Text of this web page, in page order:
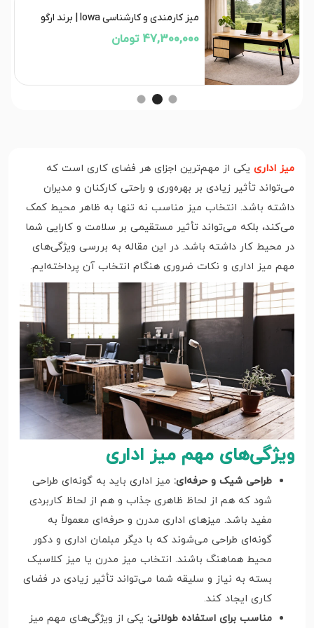
میز کارمندی و کارشناسی lowa | برند ارگو
47,300,000 تومان
میز اداری یکی از مهم‌ترین اجزای هر فضای کاری است که
می‌تواند تأثیر زیادی بر بهره‌وری و راحتی کارکنان و مدیران
داشته باشد. انتخاب میز مناسب نه تنها به ظاهر محیط کمک
می‌کند، بلکه می‌تواند تأثیر مستقیمی بر سلامت و کارایی شما
در محیط کار داشته باشد. در این مقاله به بررسی ویژگی‌های
مهم میز اداری و نکات ضروری هنگام انتخاب آن پرداخته‌ایم.
ویژگی‌های مهم میز اداری
طراحی شیک و حرفه‌ای: میز اداری باید به گونه‌ای طراحی
شود که هم از لحاظ ظاهری جذاب و هم از لحاظ کاربردی
مفید باشد. میز‌های اداری مدرن و حرفه‌ای معمولاً به
گونه‌ای طراحی می‌شوند که با دیگر مبلمان اداری و دکور
محیط هماهنگ باشند. انتخاب میز مدرن یا میز کلاسیک
بسته به نیاز و سلیقه شما می‌تواند تأثیر زیادی در فضای
کاری ایجاد کند.
مناسب برای استفاده طولانی: یکی از ویژگی‌های مهم میز